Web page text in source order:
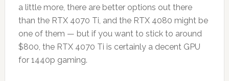
a little more, there are better options out there
than the RTX 4070 Ti, and the RTX 4080 might be
one of them — but if you want to stick to around
$800, the RTX 4070 Ti is certainly a decent GPU
for 1440p gaming.